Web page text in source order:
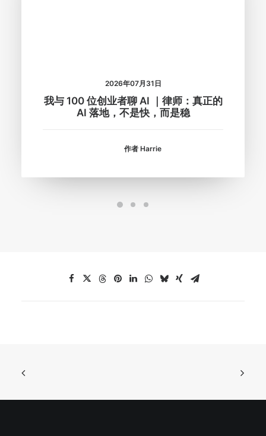
2026年07月31日
我与 100 位创业者聊 AI ｜律师：真正的
AI 落地，不是快，而是稳
作者 Harrie